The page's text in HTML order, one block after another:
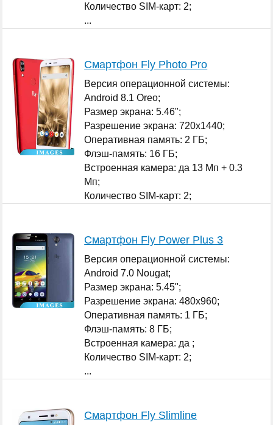
Количество SIM-карт: 2;
...
Смартфон Fly Photo Pro
Версия операционной системы:
Android 8.1 Oreo;
Размер экрана: 5.46";
Разрешение экрана: 720x1440;
Оперативная память: 2 ГБ;
Флэш-память: 16 ГБ;
Встроенная камера: да 13 Мп + 0.3
Мп;
Количество SIM-карт: 2;
Смартфон Fly Power Plus 3
Версия операционной системы:
Android 7.0 Nougat;
Размер экрана: 5.45";
Разрешение экрана: 480x960;
Оперативная память: 1 ГБ;
Флэш-память: 8 ГБ;
Встроенная камера: да ;
Количество SIM-карт: 2;
...
Смартфон Fly Slimline